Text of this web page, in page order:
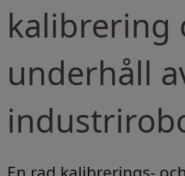
kalibrering
underhåll